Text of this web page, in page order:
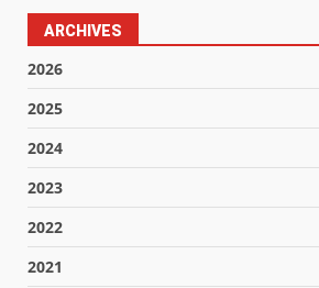
ARCHIVES
2026
2025
2024
2023
2022
2021